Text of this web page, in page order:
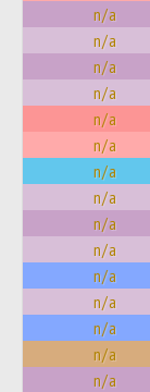
n/a
n/a
n/a
n/a
n/a
n/a
n/a
n/a
n/a
n/a
n/a
n/a
n/a
n/a
n/a